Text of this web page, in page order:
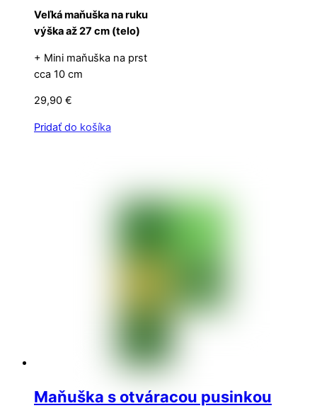
Veľká maňuška na ruku
výška až 27 cm (telo)
+ Mini maňuška na prst
cca 10 cm
29,90 €
Pridať do košíka
Maňuška s otváracou pusinkou